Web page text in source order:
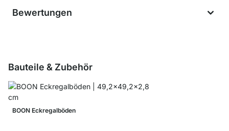
Bewertungen
Bauteile & Zubehör
BOON Eckregalböden